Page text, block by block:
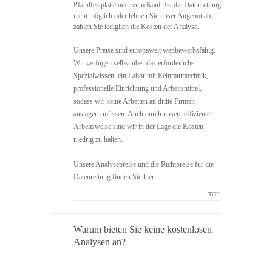
Pfandfestplatte oder zum Kauf. Ist die Datenrettung
nicht möglich oder lehnen Sie unser Angebot ab,
zahlen Sie lediglich die Kosten der Analyse.
Unsere Preise sind europaweit wettbewerbsfähig.
Wir verfügen selbst über das erforderliche
Spezialwissen, ein Labor mit Reinraumtechnik,
professionelle Einrichtung und Arbeitsmittel,
sodass wir keine Arbeiten an dritte Firmen
auslagern müssen. Auch durch unsere effiziente
Arbeitsweise sind wir in der Lage die Kosten
niedrig zu halten.
Unsere Analysepreise und die Richtpreise für die
Datenrettung finden Sie hier.
TOP
Warum bieten Sie keine kostenlosen
Analysen an?